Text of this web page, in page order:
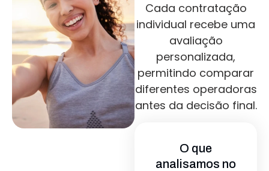
Cada contratação
individual recebe uma
avaliação
personalizada,
permitindo comparar
diferentes operadoras
antes da decisão final.
O que
analisamos no